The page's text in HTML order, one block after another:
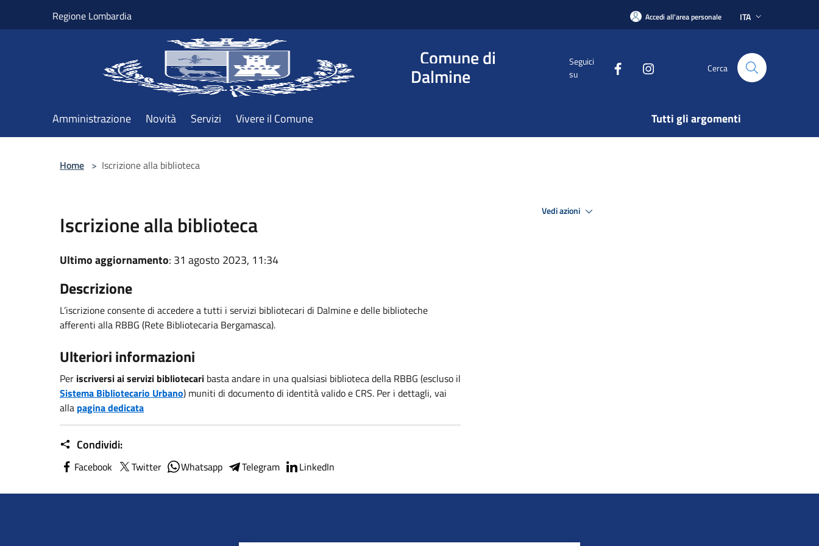
Regione Lombardia Accedi all'area personale ITA
Comune di
Dalmine
Seguici
su
Cerca
Amministrazione Novità Servizi Vivere il Comune Tutti gli argomenti
Home > Iscrizione alla biblioteca
Iscrizione alla biblioteca
Ultimo aggiornamento: 31 agosto 2023, 11:34
Descrizione
L’iscrizione consente di accedere a tutti i servizi bibliotecari di Dalmine e delle biblioteche
afferenti alla RBBG (Rete Bibliotecaria Bergamasca).
Ulteriori informazioni
Per iscriversi ai servizi bibliotecari basta andare in una qualsiasi biblioteca della RBBG (escluso il
Sistema Bibliotecario Urbano) muniti di documento di identità valido e CRS. Per i dettagli, vai
alla pagina dedicata
Condividi:
Facebook Twitter Whatsapp Telegram LinkedIn
Vedi azioni